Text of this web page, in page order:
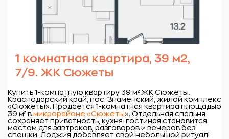
1 комнатная квартира, 39 м2,
7/9. ЖК Сюжеты
Купить 1-комнатную квартиру 39 м² ЖК Сюжеты.
Краснодарский край, пос. Знаменский, жилой комплекс
«Сюжеты». Продается 1-комнатная квартира площадью
39 м² в микрорайоне «Сюжеты». Отдельная спальня
сохраняет приватность, кухня-гостиная становится
местом для завтраков, разговоров и вечеров без
спешки. Лоджия добавляет свой небольшой ритуал!